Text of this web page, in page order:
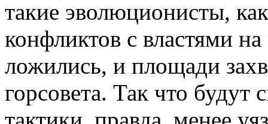
такие эволюционисты,
конфликтов с властями
ложились, и площади
горсовета. Так что